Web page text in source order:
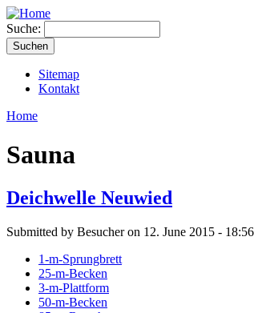
Suche:
Sitemap
Kontakt
Home
Sauna
Deichwelle Neuwied
Submitted by Besucher on 12. June 2015 - 18:56
1-m-Sprungbrett
25-m-Becken
3-m-Plattform
50-m-Becken